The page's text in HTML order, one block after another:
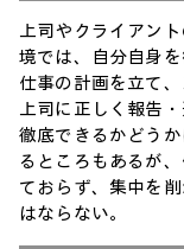
上司やクライアン
境では、自分自身
仕事の計画を立て
上司に正しく報告
徹底できるかどう
るところもあるが
ておらず、集中を
はならない。